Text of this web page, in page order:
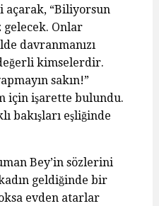
açarak, “Biliyorsun
Onlar
davranmanızı
kimselerdir.
sakın!”
için işarette bulundu.
bakışları eşliğinde
Bey’in sözlerini
geldiğinde bir
evden atarlar